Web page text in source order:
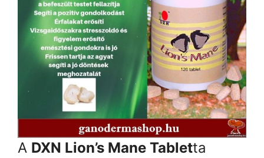
A DXN Lion’s Mane Tabletta